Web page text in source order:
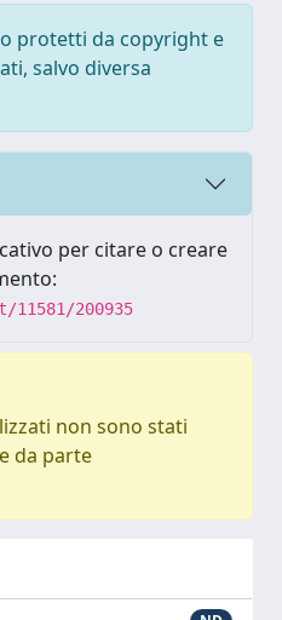
protetti da copyright e
salvo diversa
per citare o creare
200935
non sono stati
da parte